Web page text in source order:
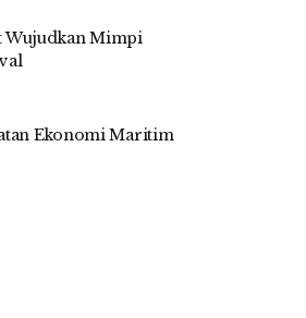
Wujudkan Mimpi
Ekonomi Maritim